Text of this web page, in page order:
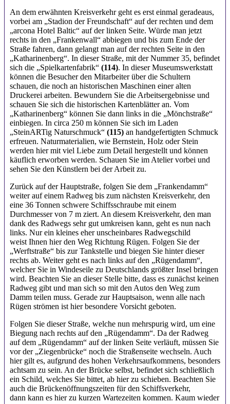
An dem erwähnten Kreisverkehr geht es erst einmal geradeaus,
vorbei am „Stadion der Freundschaft“ auf der rechten und dem
„arcona Hotel Baltic“ auf der linken Seite. Würde man jetzt
rechts in den „Frankenwall“ abbiegen und bis zum Ende der
Straße fahren, dann gelangt man auf der rechten Seite in den
„Katharinenberg“. In dieser Straße, mit der Nummer 35, befindet
sich die „Spielkartenfabrik“ (114). In dieser Museumswerkstatt
können die Besucher den Mitarbeiter über die Schultern
schauen, die noch an historischen Maschinen einer alten
Druckerei arbeiten. Bewundern Sie die Arbeitsergebnisse und
schauen Sie sich die historischen Kartenblätter an. Vom
„Katharinenberg“ können Sie dann links in die „Mönchstraße“
einbiegen. In circa 250 m können Sie sich im Laden
„SteinARTig Naturschmuck“ (115) an handgefertigten Schmuck
erfreuen. Naturmaterialien, wie Bernstein, Holz oder Stein
werden hier mit viel Liebe zum Detail hergestellt und können
käuflich erworben werden. Schauen Sie im Atelier vorbei und
sehen Sie den Künstlern bei der Arbeit zu.
Zurück auf der Hauptstraße, folgen Sie dem „Frankendamm“
weiter auf einem Radweg bis zum nächsten Kreisverkehr, den
eine 36 Tonnen schwere Schiffsschraube mit einem
Durchmesser von 7 m ziert. An diesem Kreisverkehr, den man
dank des Radwegs sehr gut umkreisen kann, geht es nun nach
links. Nur ein kleines eher unscheinbares Radwegschild
weist Ihnen hier den Weg Richtung Rügen. Folgen Sie der
„Werftstraße“ bis zur Tankstelle und biegen Sie hinter dieser
rechts ab. Weiter geht es nach links auf den „Rügendamm“,
welcher Sie in Windeseile zu Deutschlands größter Insel bringen
wird. Beachten Sie an dieser Stelle bitte, dass es zunächst keinen
Radweg gibt und man sich so mit den Autos den Weg zum
Damm teilen muss. Gerade zur Hauptsaison, wenn alle nach
Rügen strömen ist hier besondere Vorsicht geboten.
Folgen Sie dieser Straße, welche nun mehrspurig wird, um eine
Biegung nach rechts auf den „Rügendamm“. Da der Radweg
auf dem „Rügendamm“ auf der linken Seite verläuft, müssen Sie
vor der „Ziegenbrücke“ noch die Straßenseite wechseln. Auch
hier gilt es, aufgrund des hohen Verkehrsaufkommens, besonders
achtsam zu sein. An der Brücke selbst, befindet sich schließlich
ein Schild, welches Sie bittet, ab hier zu schieben. Beachten Sie
auch die Brückenöffnungszeiten für den Schiffsverkehr,
dann kann es hier zu kurzen Wartezeiten kommen. Kaum wieder